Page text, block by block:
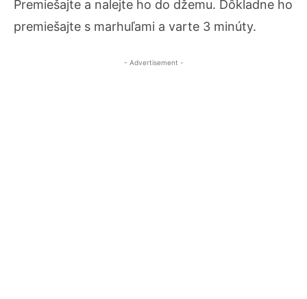
Premiešajte a nalejte ho do džemu. Dôkladne ho
premiešajte s marhuľami a varte 3 minúty.
- Advertisement -